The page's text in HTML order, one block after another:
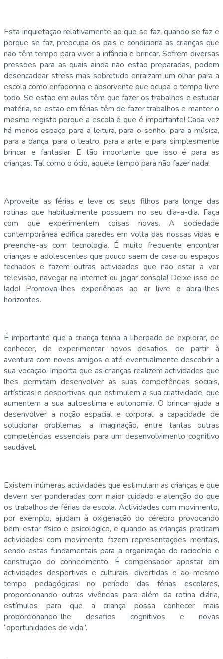
​Esta inquietação relativamente ao que se faz, quando se faz e
porque se faz, preocupa os pais e condiciona as crianças que
não têm tempo para viver a infância e brincar. Sofrem diversas
pressões para as quais ainda não estão preparadas, podem
desencadear stress mas sobretudo enraizam um olhar para a
escola como enfadonha e absorvente que ocupa o tempo livre
todo. Se estão em aulas têm que fazer os trabalhos e estudar
matéria, se estão em férias têm de fazer trabalhos e manter o
mesmo registo porque a escola é que é importante! Cada vez
há menos espaço para a leitura, para o sonho, para a música,
para a dança, para o teatro, para a arte e para simplesmente
brincar e fantasiar. E tão importante que isso é para as
crianças. Tal como o ócio, aquele tempo para não fazer nada!
Aproveite as férias e leve os seus filhos para longe das
rotinas que habitualmente possuem no seu dia-a-dia. Faça
com que experimentem coisas novas. A sociedade
contemporânea edifica paredes em volta das nossas vidas e
preenche-as com tecnologia. É muito frequente encontrar
crianças e adolescentes que pouco saem de casa ou espaços
fechados e fazem outras actividades que não estar a ver
televisão, navegar na internet ou jogar consola! Deixe isso de
lado! Promova-lhes experiências ao ar livre e abra-lhes
horizontes.
É importante que a criança tenha a liberdade de explorar, de
conhecer, de experimentar novos desafios, de partir à
aventura com novos amigos e até eventualmente descobrir a
sua vocação. Importa que as crianças realizem actividades que
lhes permitam desenvolver as suas competências sociais,
artísticas e desportivas, que estimulem a sua criatividade, que
aumentem a sua autoestima e autonomia. O brincar ajuda a
desenvolver a noção espacial e corporal, a capacidade de
solucionar problemas, a imaginação, entre tantas outras
competências essenciais para um desenvolvimento cognitivo
saudável.
​Existem inúmeras actividades que estimulam as crianças e que
devem ser ponderadas com maior cuidado e atenção do que
os trabalhos de férias da escola. Actividades com movimento,
por exemplo, ajudam à oxigenação do cérebro provocando
bem-estar físico e psicológico, e quando as crianças praticam
actividades com movimento fazem representações mentais,
sendo estas fundamentais para a organização do raciocínio e
construção do conhecimento. ​É compensador apostar em
actividades desportivas e culturais, divertidas e ao mesmo
tempo pedagógicas no período das férias escolares,
proporcionando outras vivências para além da rotina diária,
estímulos para que a criança possa conhecer mais
proporcionando-lhe desafios cognitivos e novas
“oportunidades de vida”.